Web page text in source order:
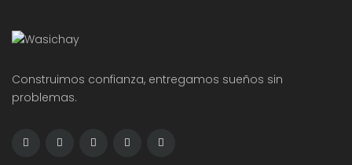
Construimos confianza, entregamos sueños sin
problemas.